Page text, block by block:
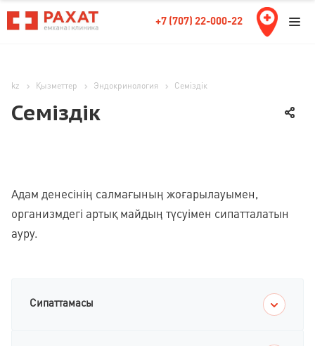
+7 (707) 22-000-22
kz Қызметтер Эндокринология Семіздік
Семіздік
Адам денесінің салмағының жоғарылауымен,
организмдегі артық майдың түсуімен сипатталатын
ауру.
Сипаттамасы